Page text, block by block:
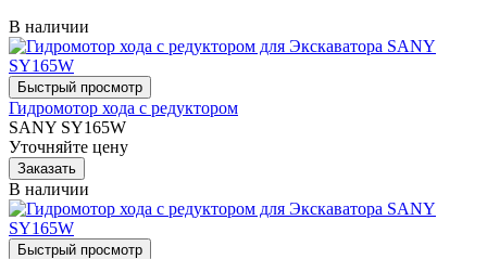
В наличии
Гидромотор хода с редуктором
SANY SY165W
Уточняйте цену
В наличии